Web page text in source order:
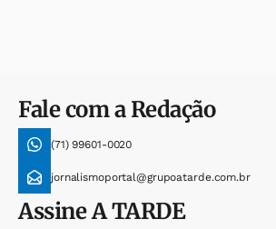
Fale com a Redação
(71) 99601-0020
jornalismoportal@grupoatarde.com.br
AssineA TARDE